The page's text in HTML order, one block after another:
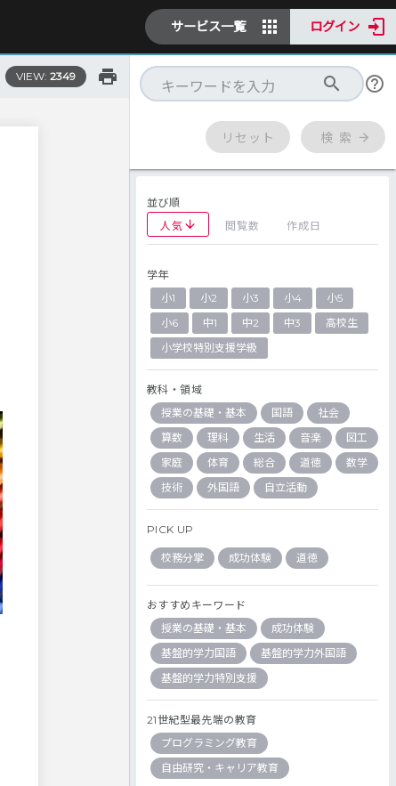
サービス一覧 ログイン
VIEW: 2349
リセット 検 索
並び順
人気
閲覧数 作成日
学年
小1
小2 小3 小4
小5
小6
中1 中2 中3
高校生
小学校特別支援学級
教科・領域
授業の基礎・基本
国語
社会
算数
理科 生活 音楽
図工
家庭
体育 総合 道徳
数学
技術
外国語 自立活動
PICK UP
校務分掌 成功体験 道徳
おすすめキーワード
授業の基礎・基本
成功体験
基盤的学力国語
基盤的学力外国語
基盤的学力特別支援
21世紀型最先端の教育
プログラミング教育
自由研究・キャリア教育